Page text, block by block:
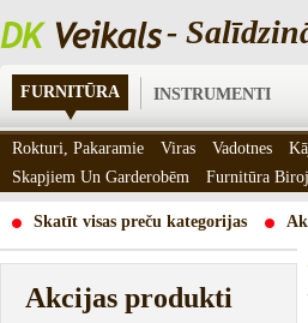
-
FURNITŪRA INSTRUMENTI
Skatīt visas preču kategorijas
Akcijas produkti
Rokturi, Pakaramie Viras Vadotnes
Skapjiem Un Garderobēm
Furnitūra